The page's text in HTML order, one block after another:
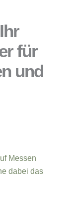
für
und
Messen
dabei das